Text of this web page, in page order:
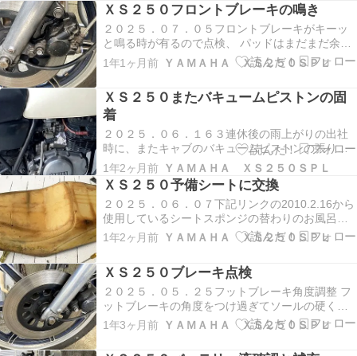
いると長持ちするので、屋根瓦の余りのペイント
を混ぜ合…
ＸＳ２５０フロントブレーキの鳴き
２０２５．０７．０５フロントブレーキがキーッ
と鳴る時が有るので点検、 パッドはまだまだ余裕
有り。 各部清掃 スピードメーターケーブルにグリ
スアップ。 取り付け ブレーキフルード補充。
1年1ヶ月前 ＹＡＭＡＨＡ ＸＳ２５０ＳＰＬ
ＸＳ２５０またバキュームピストンの固
着
２０２５．０６．１６３連休後の雨上がりの出社
時に、またキャブのバキュームピストンの張り付
きと思える症状が出る。出だしでパワーが無くダ
ッシュが出来ない、６速まで上げても４０ｋｍの
速度、片方のバキュームピストンがアイドリング
位置で固着して上がらない感じ、会社まで８ｋｍ
のうち３ｋｍ程…
1年2ヶ月前 ＹＡＭＡＨＡ ＸＳ２５０ＳＰＬ
ＸＳ２５０予備シートに交換
２０２５．０６．０７下記リンクの2010.2.16から
使用しているシートスポンジの替わりのお風呂の
マットがクッション性が悪くなったので交換を考
えた。 『シートのスポンジ代用品』２０１０．０
見るとスポンジがボロボロ。スポンジの厚さが無
く…
1年2ヶ月前 ＹＡＭＡＨＡ ＸＳ２５０ＳＰＬ
ＸＳ２５０ブレーキ点検
２０２５．０５．２５フットブレーキ角度調整 フ
ットブレーキの角度をつけ過ぎてソールの硬くな
った靴ではすべってしまうので、少し角度を戻
す。 フットブレーキ角度調整ボルトを緩める方向
1年3ヶ月前 ＹＡＭＡＨＡ ＸＳ２５０ＳＰＬ